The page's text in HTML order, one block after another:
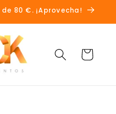
80 €. ¡Aprovecha!
Carrito